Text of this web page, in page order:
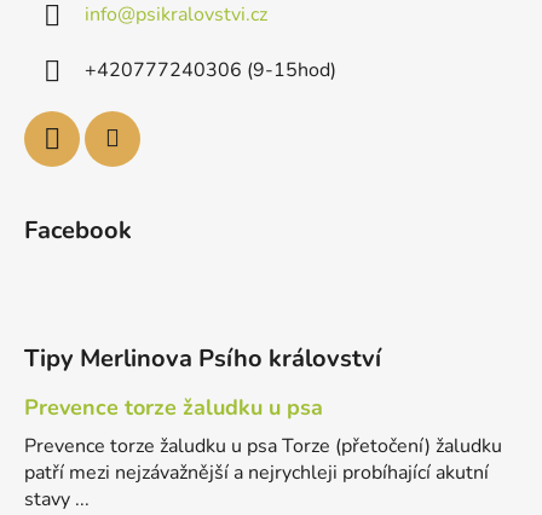
info@psikralovstvi.cz
+420777240306 (9-15hod)
Facebook
Tipy Merlinova Psího království
Prevence torze žaludku u psa
Prevence torze žaludku u psa Torze (přetočení) žaludku
patří mezi nejzávažnější a nejrychleji probíhající akutní
stavy ...